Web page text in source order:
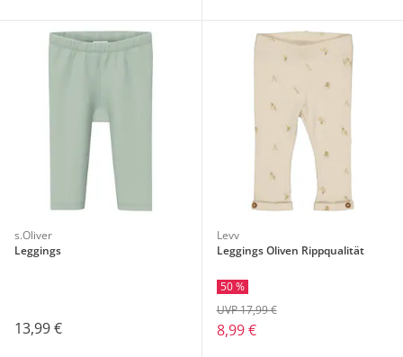
s.Oliver
Leggings
13,99 €
Levv
Leggings Oliven Rippqualität
50 %
8,99 €
UVP 17,99 €